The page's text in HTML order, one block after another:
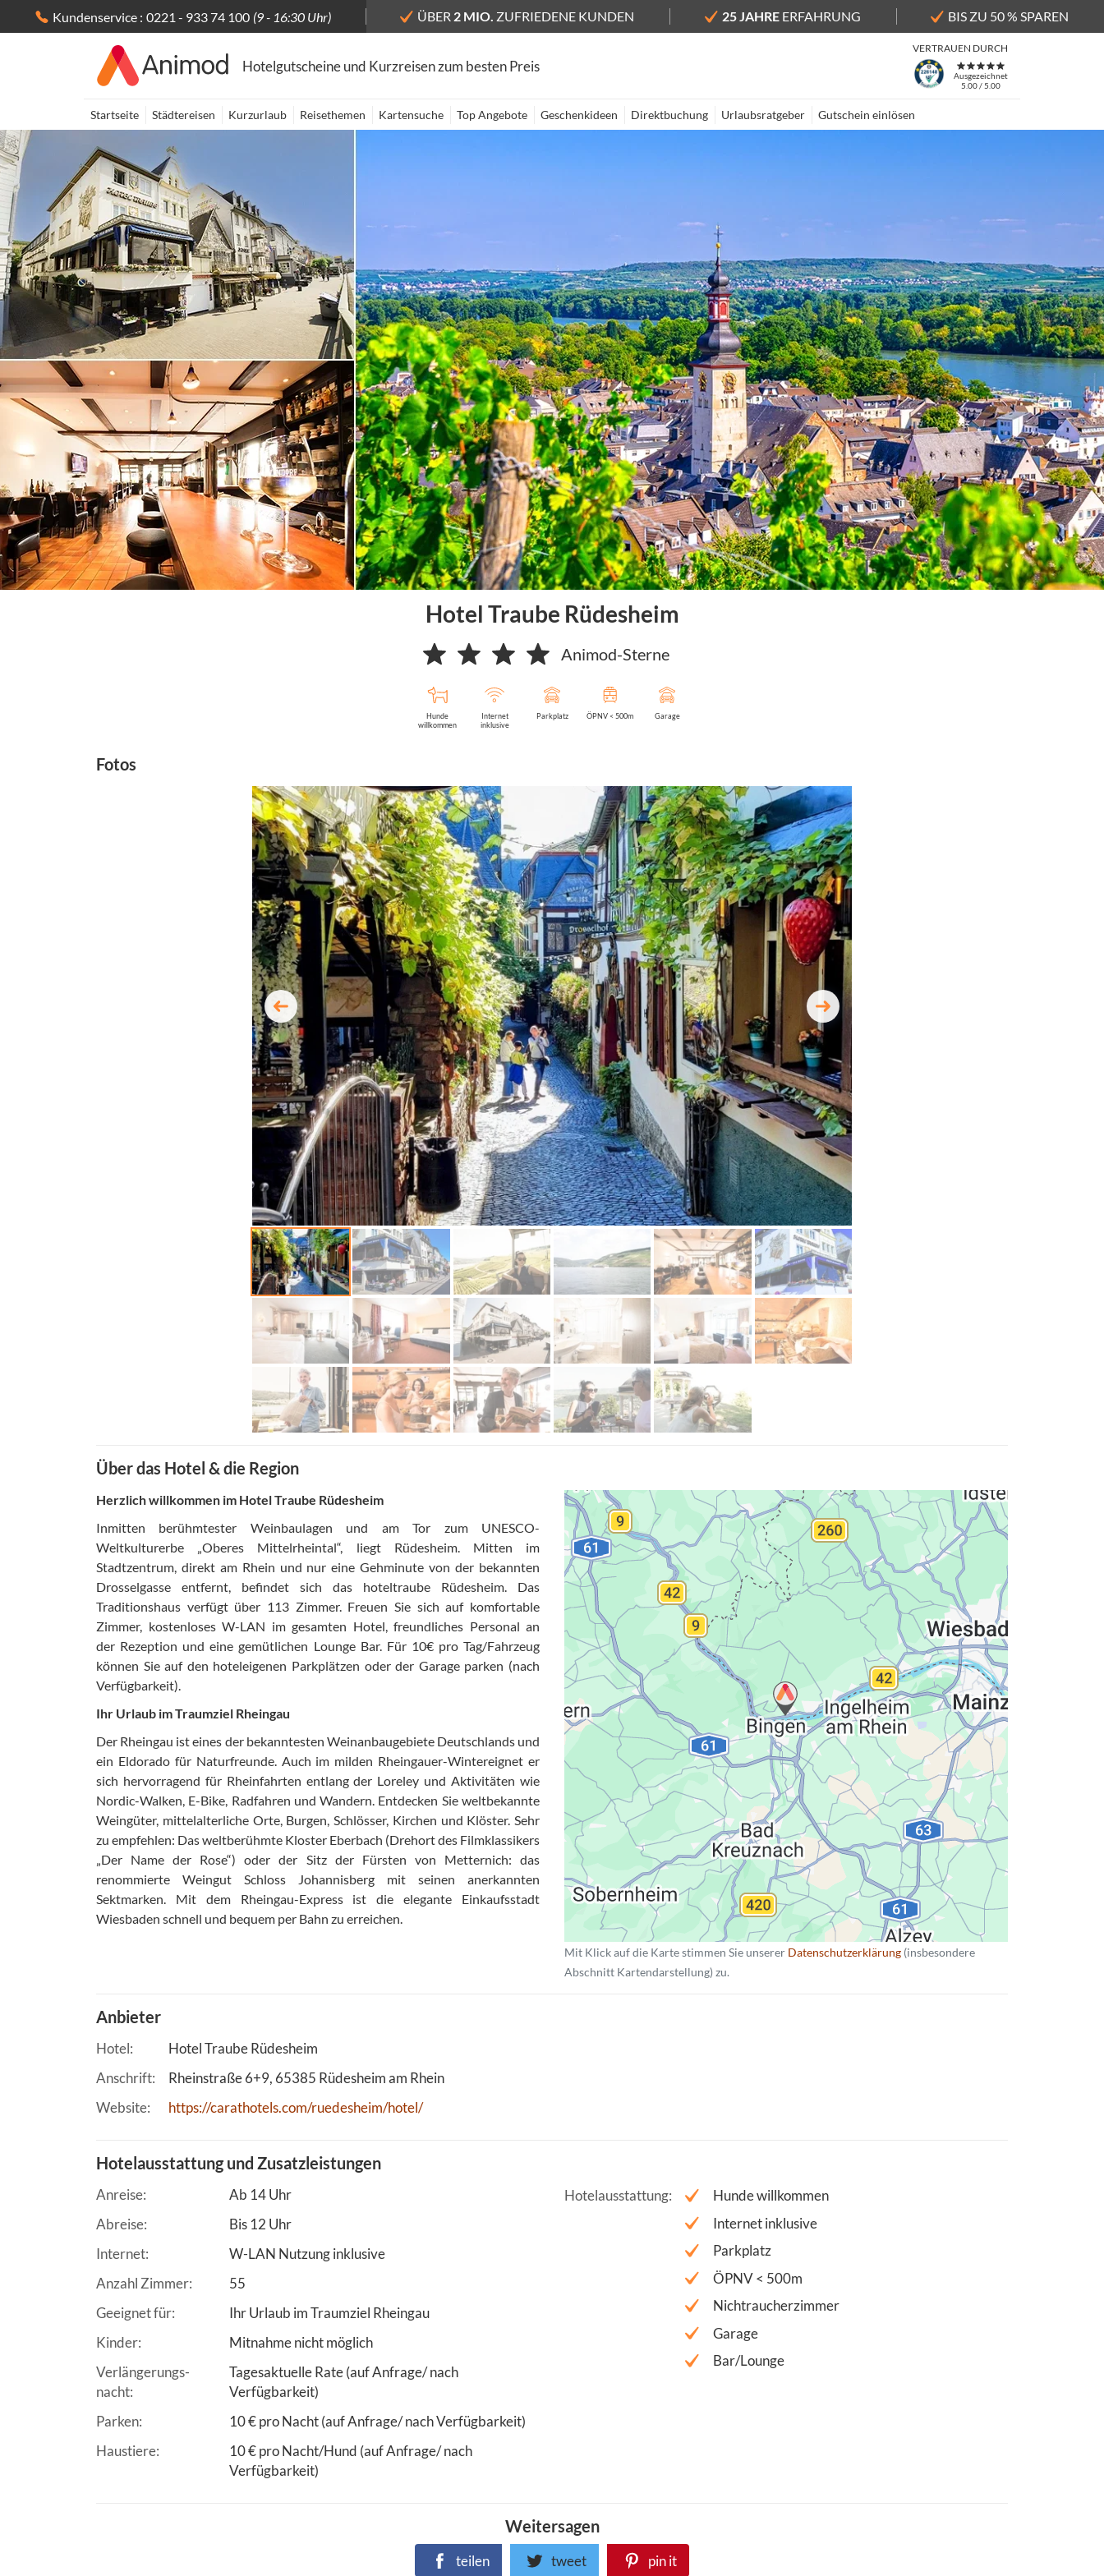
Kundenservice : 0221 - 933 74 100 (9 - 16:30 Uhr) ÜBER 2 MIO. ZUFRIEDENE KUNDEN 25 JAHREERFAHRUNG BIS ZU 50 % SPAREN
Hotelgutscheine und Kurzreisen zum besten Preis
VERTRAUEN DURCH
Ausgezeichnet
5.00 / 5.00
Startseite Städtereisen Kurzurlaub Reisethemen Kartensuche Top Angebote Geschenkideen Direktbuchung Urlaubsratgeber Gutschein einlösen
Hotel Traube Rüdesheim
Animod-Sterne
Hunde
willkommen
Internet
inklusive
Parkplatz ÖPNV < 500m Garage
Fotos
Über das Hotel & die Region
Herzlich willkommen im Hotel Traube Rüdesheim
Inmitten berühmtester Weinbaulagen und am Tor zum UNESCO-
Weltkulturerbe „Oberes Mittelrheintal“, liegt Rüdesheim. Mitten im
Stadtzentrum, direkt am Rhein und nur eine Gehminute von der bekannten
Drosselgasse entfernt, befindet sich das hoteltraube Rüdesheim. Das
Traditionshaus verfügt über 113 Zimmer. Freuen Sie sich auf komfortable
Zimmer, kostenloses W-LAN im gesamten Hotel, freundliches Personal an
der Rezeption und eine gemütlichen Lounge Bar. Für 10€ pro Tag/Fahrzeug
können Sie auf den hoteleigenen Parkplätzen oder der Garage parken (nach
Verfügbarkeit).
Ihr Urlaub im Traumziel Rheingau
Der Rheingau ist eines der bekanntesten Weinanbaugebiete Deutschlands und
ein Eldorado für Naturfreunde. Auch im milden Rheingauer-Wintereignet er
sich hervorragend für Rheinfahrten entlang der Loreley und Aktivitäten wie
Nordic-Walken, E-Bike, Radfahren und Wandern. Entdecken Sie weltbekannte
Weingüter, mittelalterliche Orte, Burgen, Schlösser, Kirchen und Klöster. Sehr
zu empfehlen: Das weltberühmte Kloster Eberbach (Drehort des Filmklassikers
„Der Name der Rose“) oder der Sitz der Fürsten von Metternich: das
renommierte Weingut Schloss Johannisberg mit seinen anerkannten
Sektmarken. Mit dem Rheingau-Express ist die elegante Einkaufsstadt
Wiesbaden schnell und bequem per Bahn zu erreichen.
Datenschutzerklärung
Mit Klick auf die Karte stimmen Sie unserer Datenschutzerklärung (insbesondere
Abschnitt Kartendarstellung) zu.
Anbieter
Hotel
Hotel Traube Rüdesheim
Anschrift
Rheinstraße 6+9 65385 Rüdesheim am Rhein
Website
https://carathotels.com/ruedesheim/hotel/
Hotelausstattung und Zusatzleistungen
Anreise
Ab 14 Uhr
Abreise
Bis 12 Uhr
Internet
W-LAN Nutzung inklusive
Anzahl Zimmer
55
Geeignet für
Ihr Urlaub im Traumziel Rheingau
Kinder
Mitnahme nicht möglich
Verlängerungs-
nacht
Tagesaktuelle Rate (auf Anfrage/ nach
Verfügbarkeit)
Parken
10 € pro Nacht (auf Anfrage/ nach Verfügbarkeit)
Haustiere
10 € pro Nacht/Hund (auf Anfrage/ nach
Verfügbarkeit)
Hotelausstattung
Hunde willkommen
Internet inklusive
Parkplatz
ÖPNV < 500m
Nichtraucherzimmer
Garage
Bar/Lounge
Weitersagen
teilen tweet pin it